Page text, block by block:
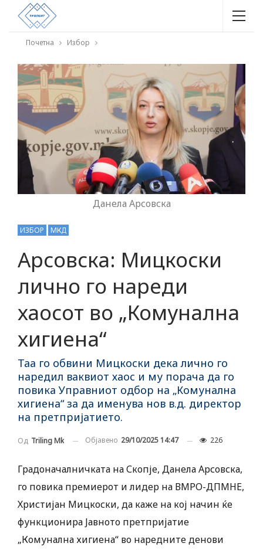
Почетна Избор
Данела Арсовска
ИЗБОР МКД
Арсовска: Мицкоски
лично го нареди
хаосот во „Комунална
хигиена“
Таа го обвини Мицкоски дека лично го
наредил ваквиот хаос и му порача да го
повика Управниот одбор на „Комунална
хигиена“ за да именува нов в.д. директор
на претпријатието.
Од Triling Mk Објавено 29/10/2025 14:47 226
Градоначалничката на Скопје, Данела Арсовска,
го повика премиерот и лидер на ВМРО-ДПМНЕ,
Христијан Мицкоски, да каже на кој начин ќе
функционира Јавното претпријатие
„Комунална хигиена“ во наредните денови